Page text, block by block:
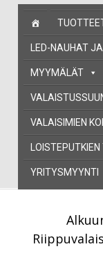
Skip
content
LED-NAUHAT
MYYMÄLÄT
VALAISIMIEN
YRITYSMYYNTI